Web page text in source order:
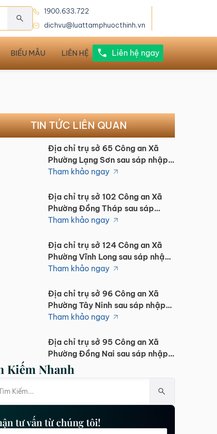
1900.633.722
dichvu@luattamphuocthinh.vn
BIỂU MẪU LIÊN HỆ Liên hệ ngay
TIN TỨC LIÊN QUAN
Địa chỉ trụ sở 65 Công an Xã
Phường Lạng Sơn sau sáp nhập
1/7/2025
Tham khảo ngay
Địa chỉ trụ sở 102 Công an Xã
Phường Đồng Tháp sau sáp
nhập 1/7/2025
Tham khảo ngay
Địa chỉ trụ sở 124 Công an Xã
Phường Vĩnh Long sau sáp nhập
1/7/2025
Tham khảo ngay
Địa chỉ trụ sở 96 Công an Xã
Phường Tây Ninh sau sáp nhập
1/7/2025
Tham khảo ngay
Địa chỉ trụ sở 95 Công an Xã
Phường Đồng Nai sau sáp nhập
1/7/2025
Tham khảo ngay
Địa chỉ trụ sở 102 Công an Xã
Phường Đắk Lắk sau sáp nhập
Kiếm Nhanh
tư vấn từ chúng tôi!